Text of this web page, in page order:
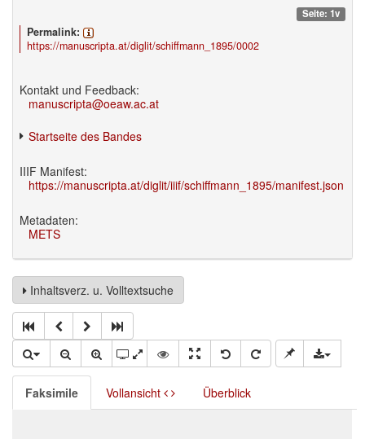
Seite: 1v
Permalink:
https://manuscripta.at/diglit/schiffmann_1895/0002
Kontakt und Feedback:
manuscripta@oeaw.ac.at
Startseite des Bandes
IIIF Manifest:
https://manuscripta.at/diglit/iiif/schiffmann_1895/manifest.json
Metadaten:
METS
Inhaltsverz. u. Volltextsuche
Faksimile Vollansicht Überblick